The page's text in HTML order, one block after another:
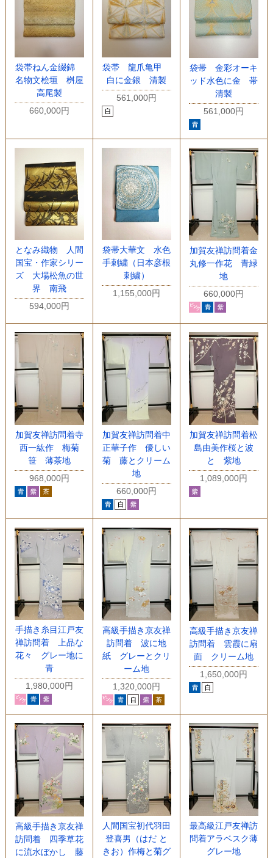
袋帯ねん金綴錦
名物文桧垣 桝屋
高尾製
660,000円
袋帯 龍爪亀甲
白に金銀 清製
561,000円
袋帯 金彩オーキ
ッド水色に金 帯
清製
561,000円
となみ織物 人間
国宝・作家シリー
ズ 大場松魚の世
界 南飛
594,000円
袋帯大華文 水色
手刺繍（日本彦根
刺繍）
1,155,000円
加賀友禅訪問着金
丸修一作花 青緑
地
660,000円
加賀友禅訪問着寺
西一紘作 梅菊
笹 薄茶地
968,000円
加賀友禅訪問着中
正華子作 優しい
菊 藤とクリーム
地
660,000円
加賀友禅訪問着松
島由美作桜と波
と 紫地
1,089,000円
手描き糸目江戸友
禅訪問着 上品な
花々 グレー地に
青
1,980,000円
高級手描き京友禅
訪問着 波に地
紙 グレーとクリ
ーム地
1,320,000円
高級手描き京友禅
訪問着 雲霞に扇
面 クリーム地
1,650,000円
高級手描き京友禅
訪問着 四季草花
に流水ぼかし 藤
人間国宝初代羽田
登喜男（はだ と
きお）作梅と菊グ
最高級江戸友禅訪
問着アラベスク薄
グレー地